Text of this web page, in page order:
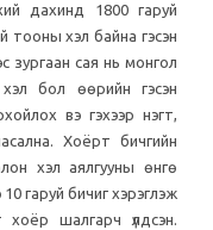
дахинд 1800 гаруй
тооны хэл байна гэсэн
зургаан сая нь монгол
бол өөрийн гэсэн
вэ гэхээр нэгт,
Хоёрт бичгийн
хэл аялгууны өнгө
гаруй бичиг хэрэглэж
хоёр шалгарч үлдсэн.